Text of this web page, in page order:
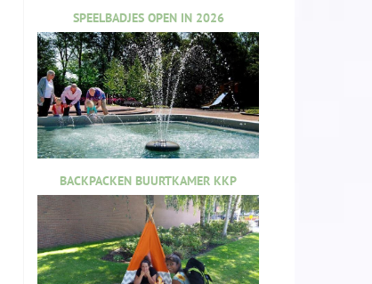
SPEELBADJES OPEN IN 2026
BACKPACKEN BUURTKAMER KKP